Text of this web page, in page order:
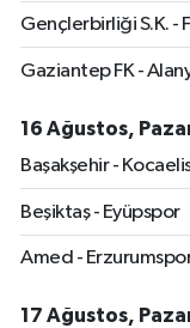
Gençlerbirliği S.K. -
Gaziantep FK -
16 Ağustos,
Başakşehir -
Beşiktaş - Eyüpspor
Amed -
17 Ağustos,